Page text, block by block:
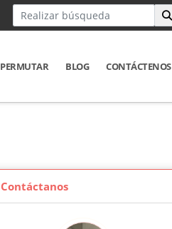
PERMUTAR BLOG CONTÁCTENOS
Contáctanos